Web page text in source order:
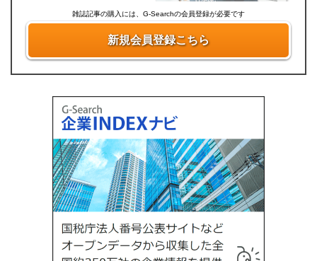
雑誌記事の購入には、G-Searchの会員登録が必要です
新規会員登録こちら